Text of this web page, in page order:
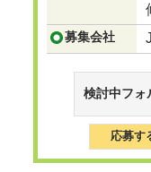
募集会社
検討中フォ
応募す